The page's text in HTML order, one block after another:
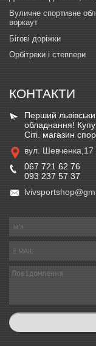
Вуличне спортивне
воркаут
Бігові доріжки
Орбітреки і степпери
КОНТАКТИ
Перший
обладнання!
Сіті. магазин
вул. Шевченка,17
067 721 62 76
093 237 57 37